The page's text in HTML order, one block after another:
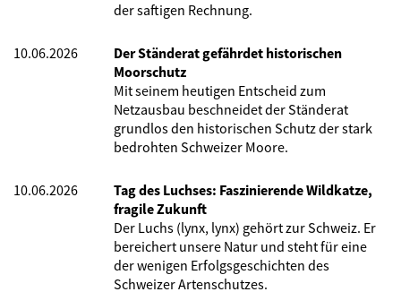
der saftigen Rechnung.
10.06.2026
Der Ständerat gefährdet historischen
Moorschutz
Mit seinem heutigen Entscheid zum
Netzausbau beschneidet der Ständerat
grundlos den historischen Schutz der stark
bedrohten Schweizer Moore.
10.06.2026
Tag des Luchses: Faszinierende Wildkatze,
fragile Zukunft
Der Luchs (lynx, lynx) gehört zur Schweiz. Er
bereichert unsere Natur und steht für eine
der wenigen Erfolgsgeschichten des
Schweizer Artenschutzes.